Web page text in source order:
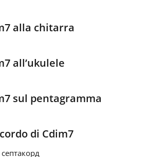
alla chitarra
all’ukulele
sul pentagramma
di Cdim7